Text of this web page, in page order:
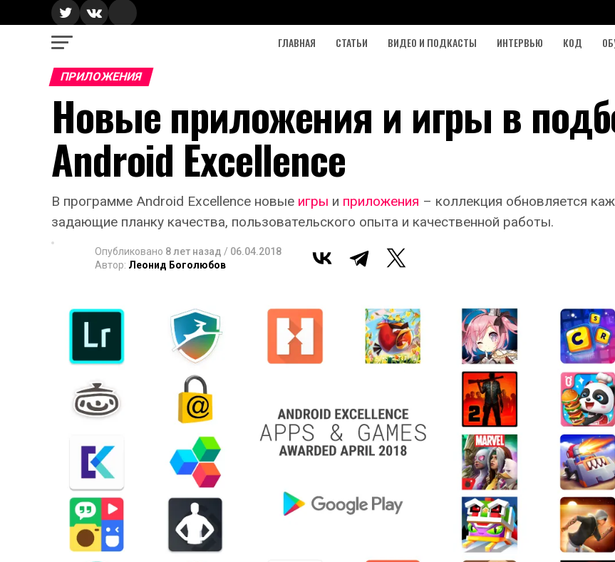
ГЛАВНАЯ СТАТЬИ ВИДЕО И ПОДКАСТЫ ИНТЕРВЬЮ КОД
ПРИЛОЖЕНИЯ
Новые приложения и игры в
Android Excellence
В программе Android Excellence новые игры и приложения – коллекция обновляется
задающие планку качества, пользовательского опыта и качественной работы.
Опубликовано 8 лет назад / 06.04.2018
Автор: Леонид Боголюбов